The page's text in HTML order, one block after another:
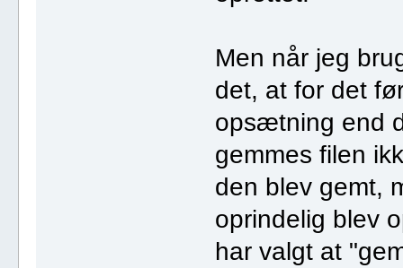
Men når jeg
det, at for det
opsætning end
gemmes filen
den blev gemt,
oprindelig blev
har valgt at